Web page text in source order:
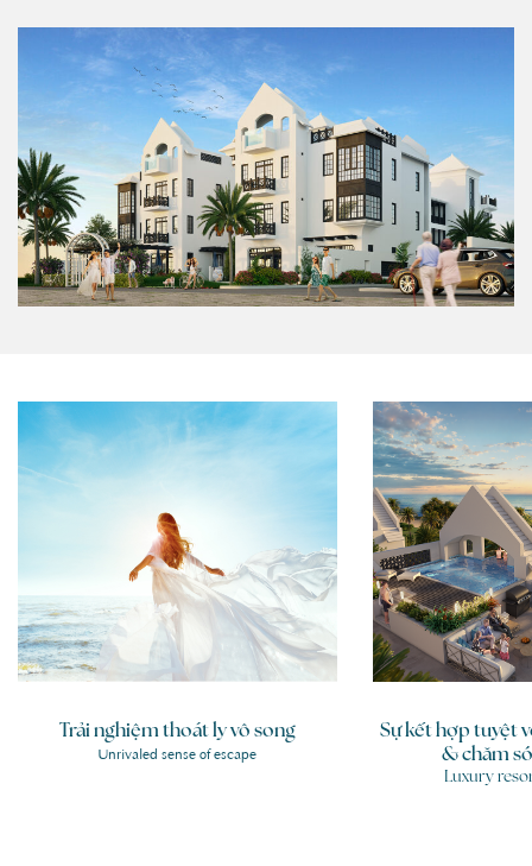
Trải nghiệm thoát ly vô song
Unrivaled sense of escape
Sự kết hợp tuyệt
& chăm
Luxury